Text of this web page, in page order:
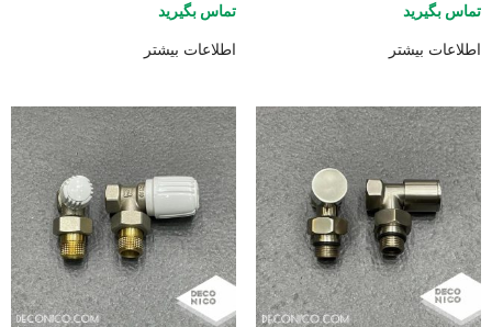
تماس بگیرید
اطلاعات بیشتر
تماس بگیرید
اطلاعات بیشتر